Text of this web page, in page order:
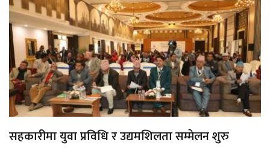
सहकारीमा युवा प्रविधि र उद्यमशिलता सम्मेलन शुरु